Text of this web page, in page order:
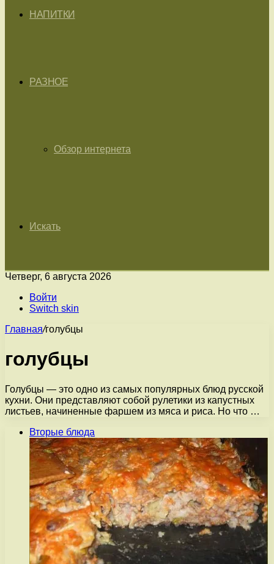
НАПИТКИ
РАЗНОЕ
Обзор интернета
Искать
Четверг, 6 августа 2026
Войти
Switch skin
Главная/голубцы
голубцы
Голубцы — это одно из самых популярных блюд русской
кухни. Они представляют собой рулетики из капустных
листьев, начиненные фаршем из мяса и риса. Но что …
Вторые блюда